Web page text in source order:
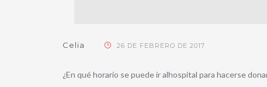
Celia 26 DE FEBRERO DE 2017
¿En qué horario se puede ir alhospital para hacerse